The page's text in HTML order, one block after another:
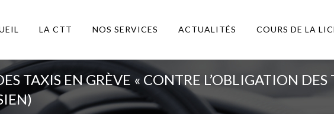
LA CTT NOS SERVICES ACTUALITÉS COURS DE LA
TAXIS EN GRÈVE « CONTRE L’OBLIGATION DES